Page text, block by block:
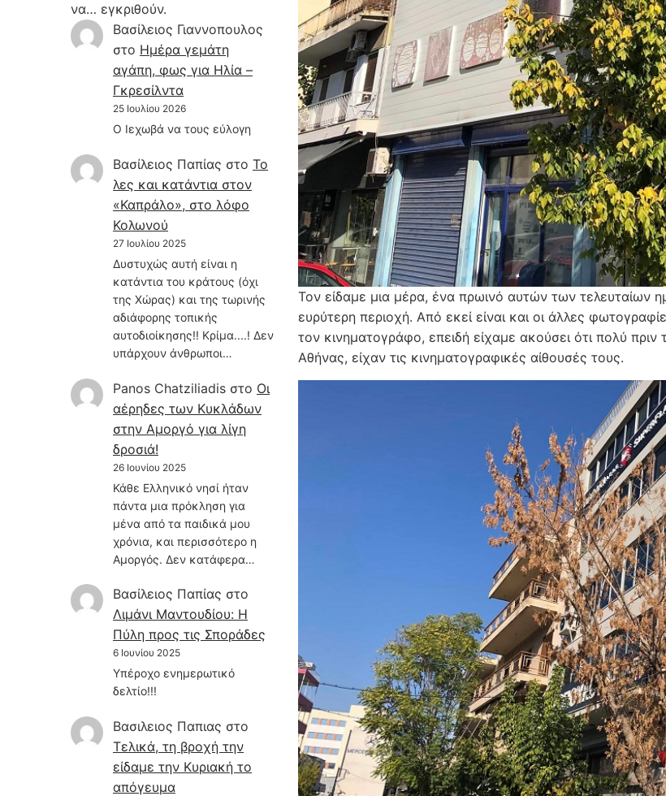
να… εγκριθούν.
Βασίλειος Γιαννοπουλος
στο Hμέρα γεμάτη
αγάπη, φως για Ηλία –
Γκρεσίλντα
25 Ιουλίου 2026
Ο Ιεχωβά να τους εύλογη
Βασίλειος Παπίας στο Το
λες και κατάντια στον
«Καπράλο», στο λόφο
Κολωνού
27 Ιουλίου 2025
Δυστυχώς αυτή είναι η
κατάντια του κράτους (όχι
της Χώρας) και της τωρινής
αδιάφορης τοπικής
αυτοδιοίκησης!! Κρίμα....! Δεν
υπάρχουν άνθρωποι…
Panos Chatziliadis στο Οι
αέρηδες των Κυκλάδων
στην Αμοργό για λίγη
δροσιά!
26 Ιουνίου 2025
Κάθε Ελληνικό νησί ήταν
πάντα μια πρόκληση για
μένα από τα παιδικά μου
χρόνια, και περισσότερο η
Αμοργός. Δεν κατάφερα…
Βασίλειος Παπίας στο
Λιμάνι Μαντουδίου: Η
Πύλη προς τις Σποράδες
6 Ιουνίου 2025
Υπέροχο ενημερωτικό
δελτίο!!!
Βασιλειος Παπιας στο
Τελικά, τη βροχή την
είδαμε την Κυριακή το
απόγευμα
Τον είδαμε μια μέρα, ένα πρωινό αυτών των τελευταίων
ευρύτερη περιοχή. Από εκεί είναι και οι άλλες
τον κινηματογράφο, επειδή είχαμε ακούσει ότι πολύ πριν
Αθήνας, είχαν τις κινηματογραφικές αίθουσές τους.